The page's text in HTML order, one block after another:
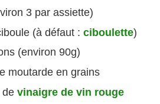
3 par assiette)
(à défaut : ciboulette)
(environ 90g)
moutarde en grains
de vinaigre de vin rouge